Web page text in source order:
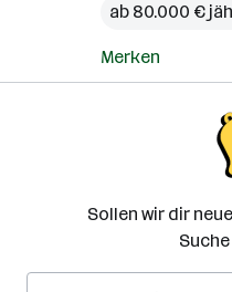
ab 80.000 €
Merken
Sollen wir dir